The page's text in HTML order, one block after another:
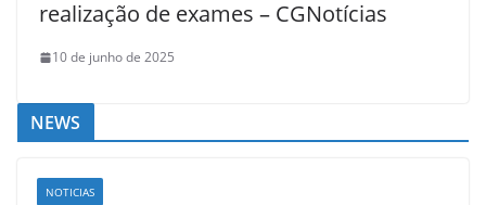
realização de exames – CGNotícias
10 de junho de 2025
NEWS
NOTICIAS